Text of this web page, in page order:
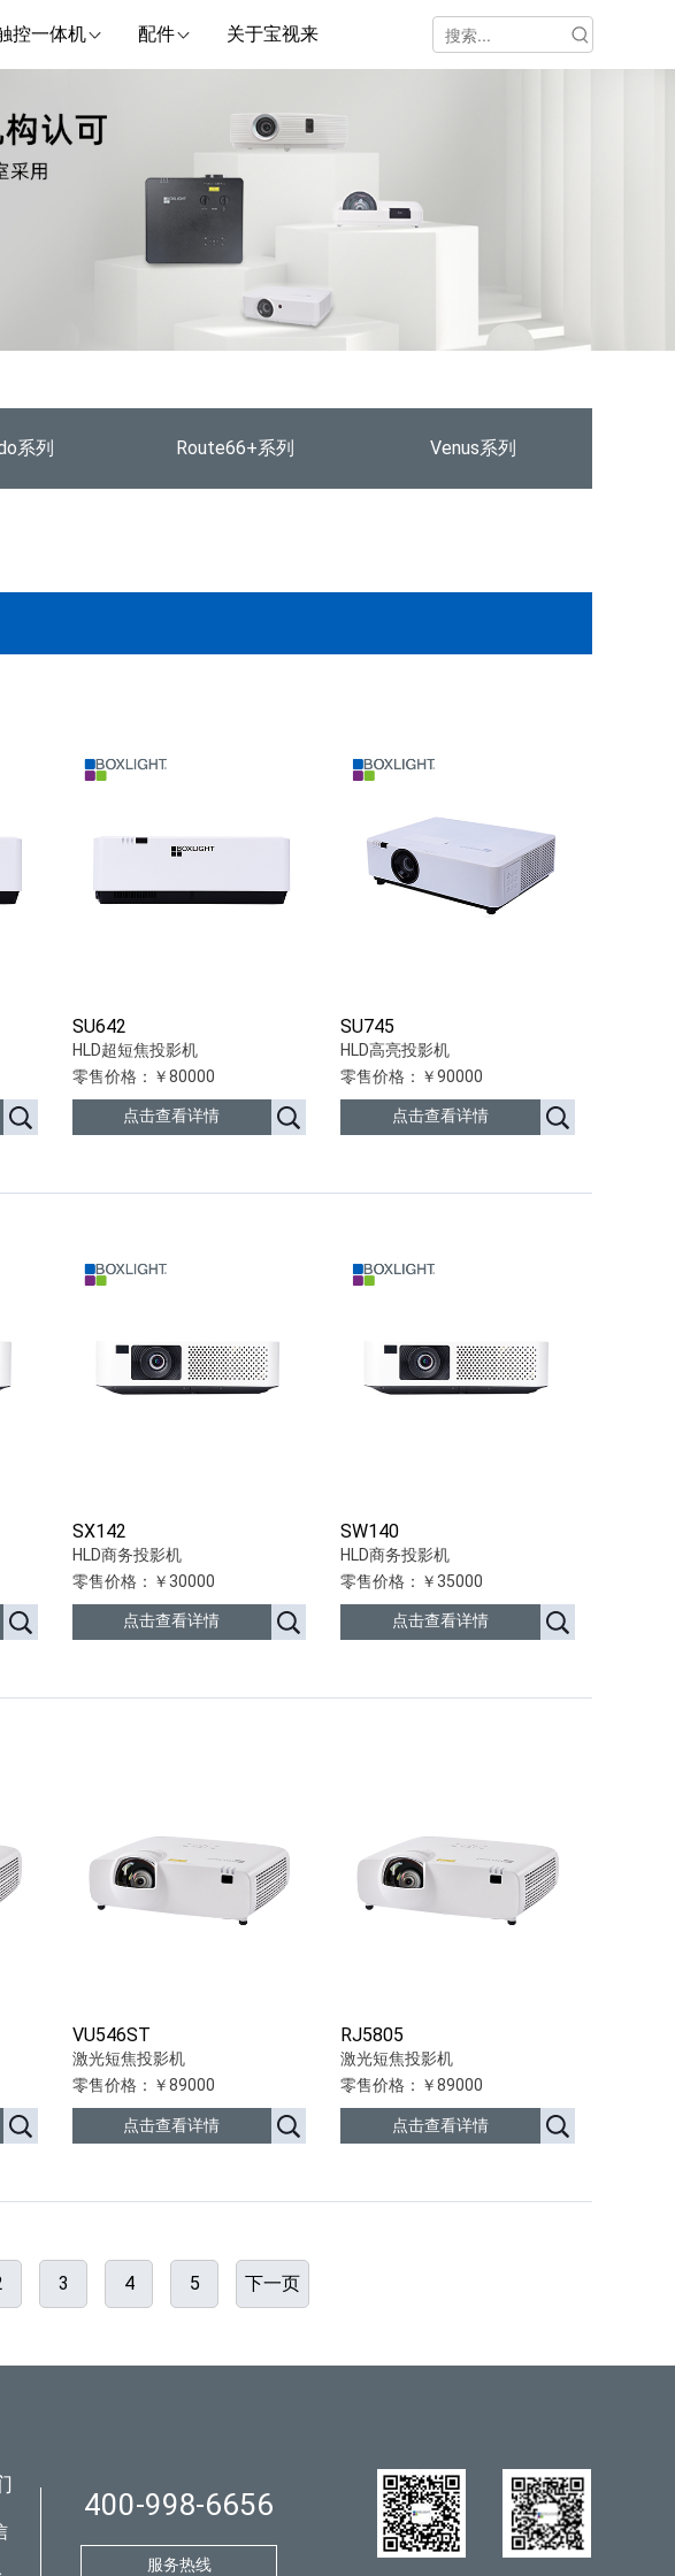
控一体机 配件 关于宝视来
系列 Route66+系列 Venus系列
SU642
HLD超短焦投影机
零售价格：￥80000
点击查看详情
SU745
HLD高亮投影机
零售价格：￥90000
点击查看详情
SX142
HLD商务投影机
零售价格：￥30000
点击查看详情
SW140
HLD商务投影机
零售价格：￥35000
点击查看详情
VU546ST
激光短焦投影机
零售价格：￥89000
点击查看详情
RJ5805
激光短焦投影机
零售价格：￥89000
点击查看详情
3 4 5 下一页
400-998-6656
服务热线